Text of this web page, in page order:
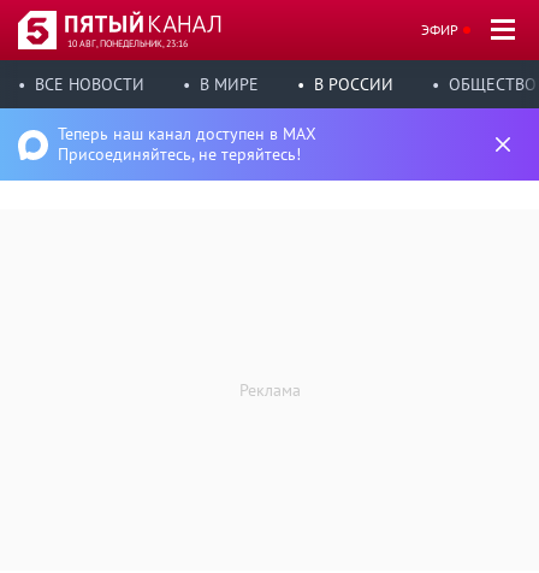
10 АВГ, ПОНЕДЕЛЬНИК, 23:16
ЭФИР
ВСЕ НОВОСТИ В МИРЕ В РОССИИ ОБЩЕСТВО
Теперь наш канал доступен в MAX
Присоединяйтесь, не теряйтесь!